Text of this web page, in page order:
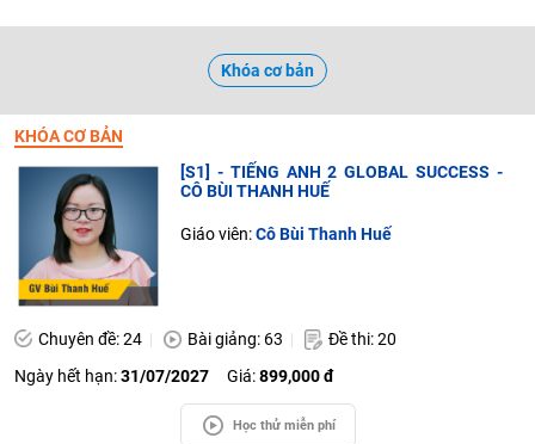
Khóa cơ bản
KHÓA CƠ BẢN
[S1] - TIẾNG ANH 2 GLOBAL SUCCESS -
CÔ BÙI THANH HUẾ
Giáo viên:Cô Bùi Thanh Huế
Chuyên đề: 24 Bài giảng: 63
Đề thi: 20
Ngày hết hạn:31/07/2027 Giá:899,000 đ
Học thử miễn phí